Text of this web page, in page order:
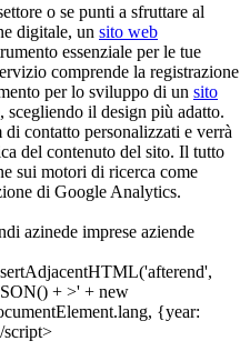
o se punti a sfruttare al
digitale, un sito web
essenziale per le tue
comprende la registrazione
per lo sviluppo di un sito
scegliendo il design più adatto.
contatto personalizzati e verrà
del contenuto del sito. Il tutto
sui motori di ricerca come
di Google Analytics.